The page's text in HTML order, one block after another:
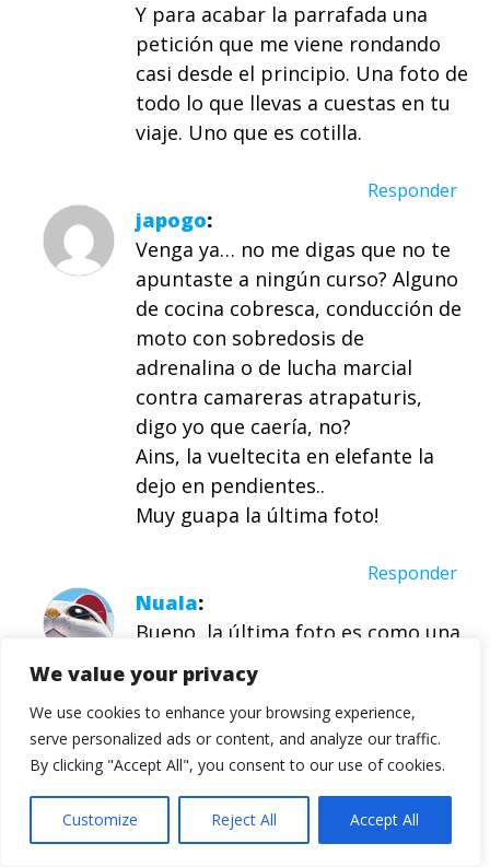
We value your privacy
We use cookies to enhance your browsing experience,
serve personalized ads or content, and analyze our traffic.
By clicking "Accept All", you consent to our use of cookies.
Customize Reject All Accept All
Y para acabar la parrafada una
petición que me viene rondando
casi desde el principio. Una foto de
todo lo que llevas a cuestas en tu
viaje. Uno que es cotilla.
Responder
japogo
Venga ya… no me digas que no te
apuntaste a ningún curso? Alguno
de cocina cobresca, conducción de
moto con sobredosis de
adrenalina o de lucha marcial
contra camareras atrapaturis,
digo yo que caería, no?
Ains, la vueltecita en elefante la
dejo en pendientes..
Muy guapa la última foto!
Responder
Nuala
Bueno, la última foto es como una
mímica, así es cómo (al menos yo)
puedo llegar a sentirme al leerte…
Asomándose con tremenda calma
al mundo!
Domo Arigato!